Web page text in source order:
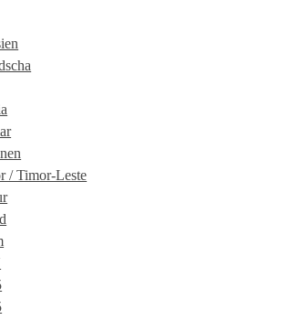
/ Timor-Leste